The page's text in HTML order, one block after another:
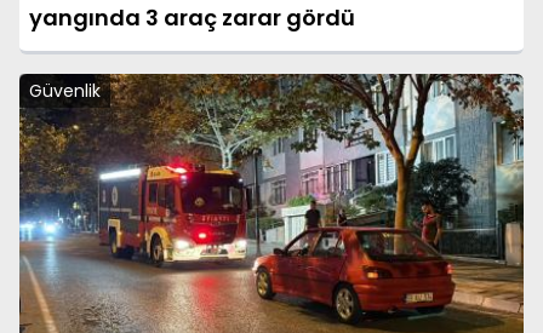
yangında 3 araç zarar gördü
Güvenlik